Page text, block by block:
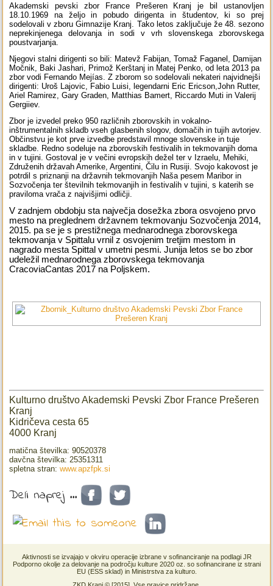
Akademski pevski zbor France Prešeren Kranj je bil ustanovljen
18.10.1969 na željo in pobudo dirigenta in študentov, ki so prej
sodelovali v zboru Gimnazije Kranj. Tako letos zaključuje že 48. sezono
neprekinjenega delovanja in sodi v vrh slovenskega zborovskega
poustvarjanja.
Njegovi stalni dirigenti so bili: Matevž Fabijan, Tomaž Faganel, Damijan
Močnik, Baki Jashari, Primož Kerštanj in Matej Penko, od leta 2013 pa
zbor vodi Fernando Mejías. Z zborom so sodelovali nekateri najvidnejši
dirigenti: Uroš Lajovic, Fabio Luisi, legendarni Eric Ericson,John Rutter,
Ariel Ramirez, Gary Graden, Matthias Bamert, Riccardo Muti in Valerij
Gergiiev.
Zbor je izvedel preko 950 različnih zborovskih in vokalno-
inštrumentalnih skladb vseh glasbenih slogov, domačih in tujih avtorjev.
Občinstvu je kot prve izvedbe predstavil mnoge slovenske in tuje
skladbe. Redno sodeluje na zborovskih festivalih in tekmovanjih doma
in v tujini. Gostoval je v večini evropskih dežel ter v Izraelu, Mehiki,
Združenih državah Amerike, Argentini, Čilu in Rusiji. Svojo kakovost je
potrdil s priznanji na državnih tekmovanjih Naša pesem Maribor in
Sozvočenja ter številnih tekmovanjih in festivalih v tujini, s katerih se
praviloma vrača z najvišjimi odličji.
V zadnjem obdobju sta največja dosežka zbora osvojeno prvo
mesto na preglednem državnem tekmovanju Sozvočenja 2014,
2015. pa se je s prestižnega mednarodnega zborovskega
tekmovanja v Spittalu vrnil z osvojenim tretjim mestom in
nagrado mesta Spittal v umetni pesmi. Junija letos se bo zbor
udeležil mednarodnega zborovskega tekmovanja
CracoviaCantas 2017 na Poljskem.
Kulturno društvo Akademski Pevski Zbor France Prešeren
Kranj
Kidričeva cesta 65
4000 Kranj
matična številka: 90520378
davčna številka: 25351311
spletna stran:www.apzfpk.si
Deli naprej ...
Aktivnosti se izvajajo v okviru operacije izbrane v sofinanciranje na podlagi JR
Podporno okolje za delovanje na področju kulture 2020 oz. so sofinancirane iz strani
EU (ESS sklad) in Ministrstva za kulturo.